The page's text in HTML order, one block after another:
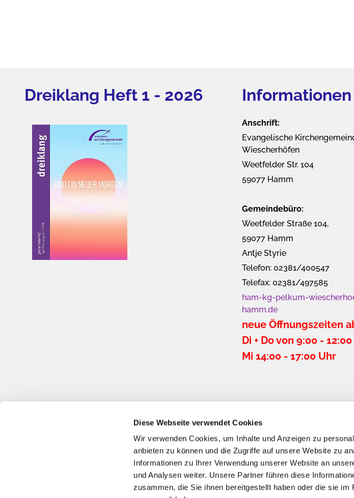
Diese Webseite verwendet Cookies
Wir verwenden Cookies, um Inhalte und Anzeigen zu
anbieten zu können und die Zugriffe auf unsere Website zu
Informationen zu Ihrer Verwendung unserer Website an
und Analysen weiter. Unsere Partner führen diese
zusammen, die Sie ihnen bereitgestellt haben oder die sie im
Dreiklang Heft 1 - 2026 Informationen
Anschrift:
Evangelische
Wiescherhöfen
Weetfelder Str. 104
59077 Hamm
Gemeindebüro:
Weetfelder Straße 104,
59077 Hamm
Antje Styrie
Telefon: 02381/400547
Telefax: 02381/497585
ham-kg-pelkum-
hamm.de
neue Öffnungszeiten
Di + Do von 9:00 -
Mi 14:00 - 17:00 Uhr